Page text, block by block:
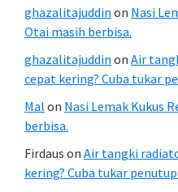
ghazalitajuddin on Nasi
Otai masih berbisa.
ghazalitajuddin on Air
cepat kering? Cuba tukar
Mal on Nasi Lemak Kukus
berbisa.
Firdaus on Air tangki
kering? Cuba tukar